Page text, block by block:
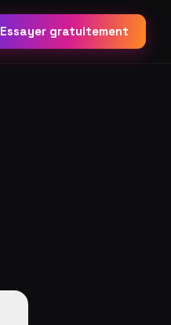
Essayer gratuitement